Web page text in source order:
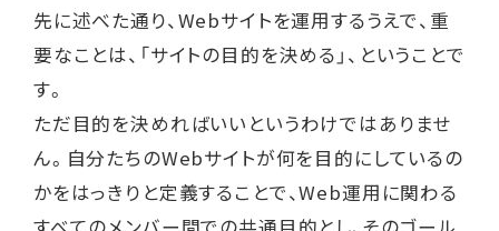
先に述べた通り、Webサイトを運用するうえで、重
要なことは、「サイトの目的を決める」、ということで
す。
ただ目的を決めればいいというわけではありませ
ん。自分たちのWebサイトが何を目的にしているの
かをはっきりと定義することで、Web運用に関わる